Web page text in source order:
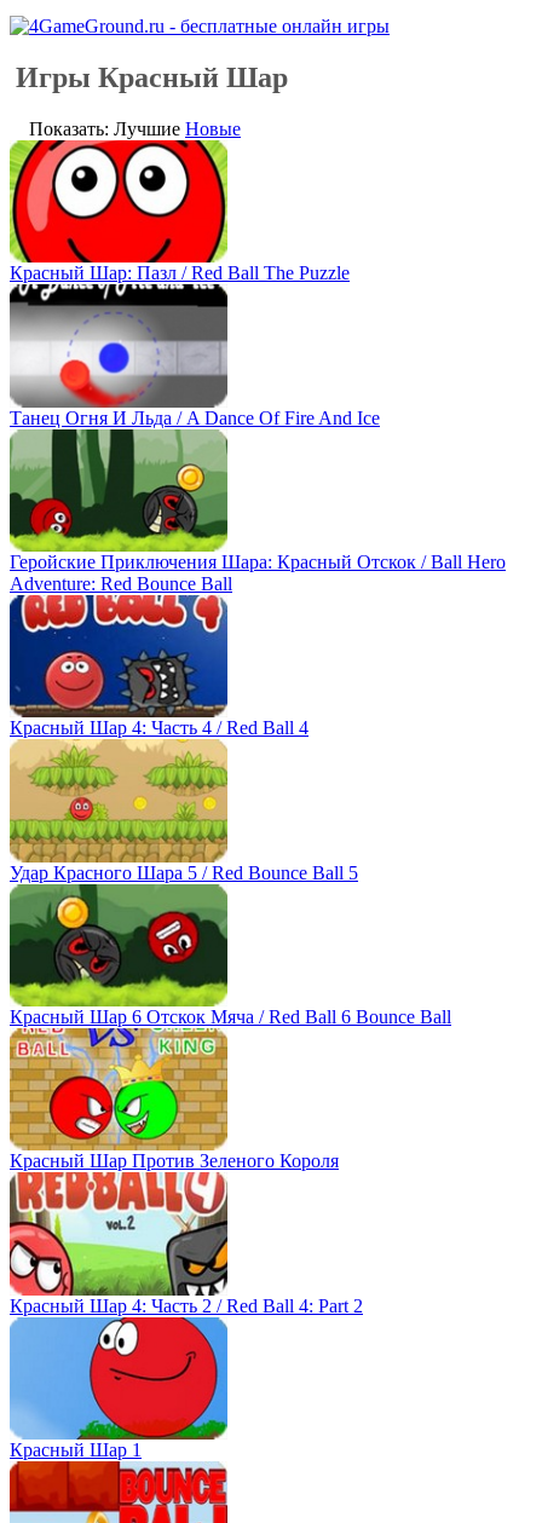
Игры Красный Шар
Показать: Лучшие Новые
Красный Шар: Пазл / Red Ball The Puzzle
Танец Огня И Льда / A Dance Of Fire And Ice
Геройские Приключения Шара: Красный Отскок / Ball Hero
Adventure: Red Bounce Ball
Красный Шар 4: Часть 4 / Red Ball 4
Удар Красного Шара 5 / Red Bounce Ball 5
Красный Шар 6 Отскок Мяча / Red Ball 6 Bounce Ball
Красный Шар Против Зеленого Короля
Красный Шар 4: Часть 2 / Red Ball 4: Part 2
Красный Шар 1